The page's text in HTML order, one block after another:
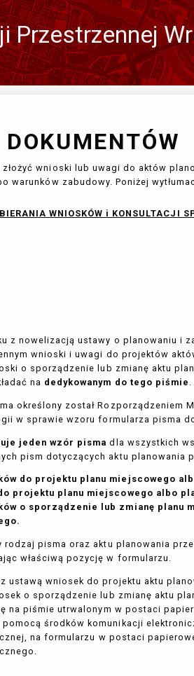
Przestrzennej
Zmień
język
DOKUMENTÓW
złożyć wnioski lub uwagi do aktów
zabudowy. Poniżej
WNIOSKÓW i KONSULTACJI
z nowelizacją ustawy o planowaniu i
wnioski i uwagi do projektów
o sporządzenie lub zmianę aktu
na dedykowanym do tego piśmie .
określony został Rozporządzeniem
w sprawie wzoru formularza pisma
jeden wzór pisma dla wszystkich
pism dotyczących aktu planowania
do projektu planu miejscowego
projektu planu miejscowego albo
o sporządzenie lub zmianę planu
rodzaj pisma oraz aktu planowania
właściwą pozycję w formularzu.
ustawą wniosek do projektu aktu
o sporządzenie lub zmianę aktu
na piśmie utrwalonym w postaci
pomocą środków komunikacji
na formularzu w postaci